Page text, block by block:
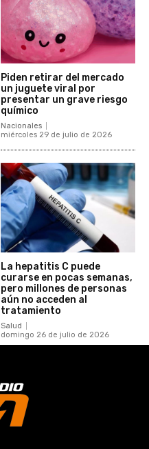
Piden retirar del mercado
un juguete viral por
presentar un grave riesgo
químico
Nacionales
miércoles 29 de julio de 2026
La hepatitis C puede
curarse en pocas semanas,
pero millones de personas
aún no acceden al
tratamiento
Salud
domingo 26 de julio de 2026